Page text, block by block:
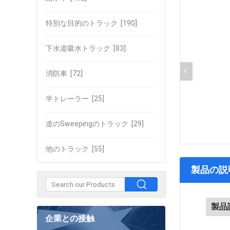
特別な目的のトラック [190]
下水道吸水トラック [83]
消防車 [72]
半トレーラー [25]
道のSweepingのトラック [29]
他のトラック [55]
企業との接触
製品の
製品